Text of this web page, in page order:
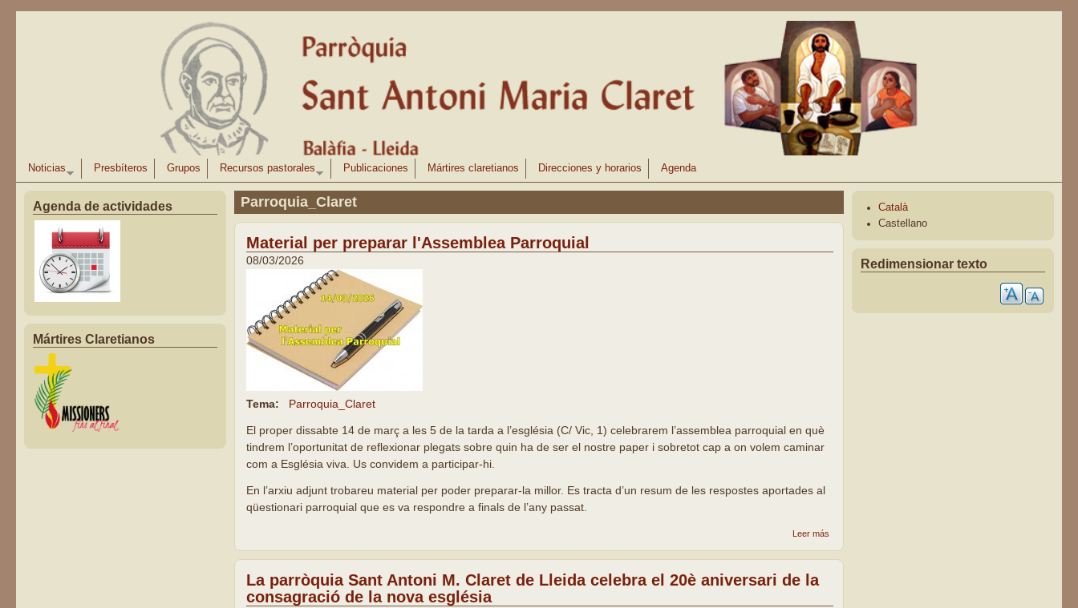
Noticias Presbíteros Grupos Recursos pastorales Publicaciones Mártires claretianos Direcciones y horarios Agenda
Agenda de actividades
Mártires Claretianos
Parroquia_Claret
Material per preparar l'Assemblea Parroquial
08/03/2026
Tema: Parroquia_Claret
El proper dissabte 14 de març a les 5 de la tarda a l’església (C/ Vic, 1) celebrarem l’assemblea parroquial en què
tindrem l’oportunitat de reflexionar plegats sobre quin ha de ser el nostre paper i sobretot cap a on volem caminar
com a Església viva. Us convidem a participar-hi.
En l’arxiu adjunt trobareu material per poder preparar-la millor. Es tracta d’un resum de les respostes aportades al
qüestionari parroquial que es va respondre a finals de l’any passat.
Leer más
l'Assemblea
La parròquia Sant Antoni M. Claret de Lleida celebra el 20è aniversari de la
consagració de la nova església
Català
Castellano
Redimensionar texto